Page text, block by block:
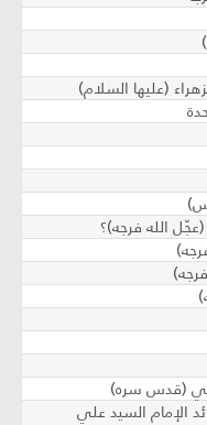
(عليها السلام)
الله فرجه)؟
(قدس سره)
الإمام السيد علي